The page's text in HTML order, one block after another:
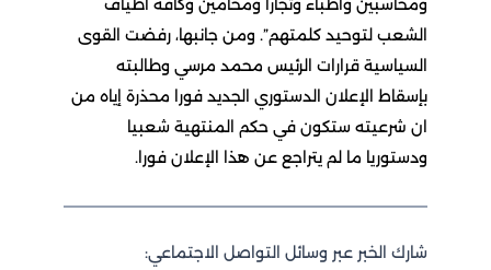
ومحاسبين وأطباء وتجارا ومحامين وكافة أطياف
الشعب لتوحيد كلمتهم”. ومن جانبها، رفضت القوى
السياسية قرارات الرئيس محمد مرسي وطالبته
بإسقاط الإعلان الدستوري الجديد فورا محذرة إياه من
ان شرعيته ستكون في حكم المنتهية شعبيا
ودستوريا ما لم يتراجع عن هذا الإعلان فورا.
شارك الخبر عبر وسائل التواصل الاجتماعي: